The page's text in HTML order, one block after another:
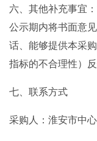
六、其他补充事宜
公示期内将书面意
话、能够提供本采
指标的不合理性）
七、联系方式
采购人：淮安市中